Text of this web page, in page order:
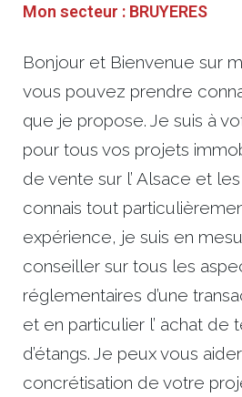
Mon secteur : BRUYERES
Bonjour et Bienvenue sur
vous pouvez prendre
que je propose. Je suis à
pour tous vos projets
de vente sur l’ Alsace et
connais tout
expérience, je suis en
conseiller sur tous les
réglementaires d’une
et en particulier l’ achat de
d’étangs. Je peux vous
concrétisation de votre